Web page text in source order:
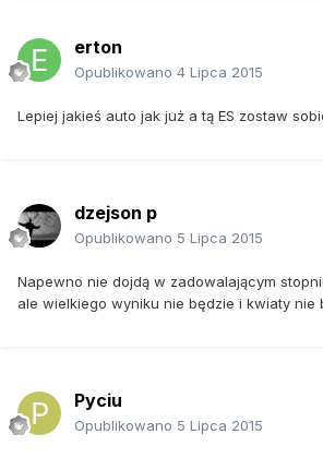
erton
Opublikowano 4 Lipca 2015
Lepiej jakieś auto jak już a tą ES zostaw
dzejson p
Opublikowano 5 Lipca 2015
Napewno nie dojdą w zadowalającym
ale wielkiego wyniku nie będzie i kwiaty nie
Pyciu
Opublikowano 5 Lipca 2015